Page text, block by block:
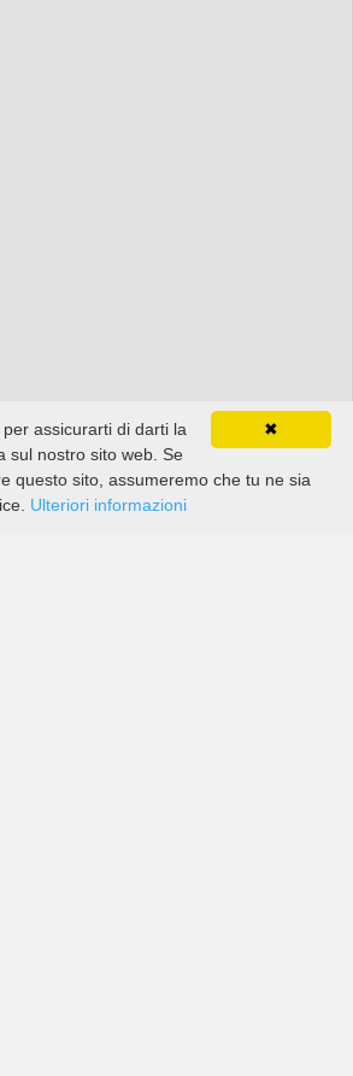
✖
assicurarti di darti la
sul nostro sito web. Se
questo sito, assumeremo che tu ne sia
Ulteriori informazioni